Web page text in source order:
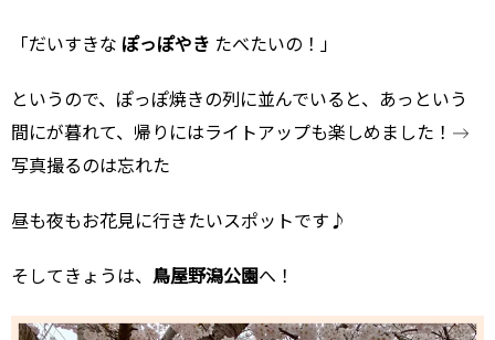
「だいすきな ぽっぽやき たべたいの！」
というので、ぽっぽ焼きの列に並んでいると、あっという
間にが暮れて、帰りにはライトアップも楽しめました！→
写真撮るのは忘れた
昼も夜もお花見に行きたいスポットです♪
そしてきょうは、 鳥屋野潟公園へ！